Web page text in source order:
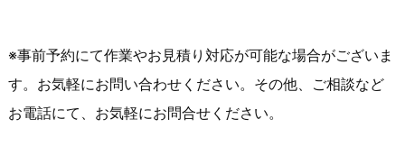
※事前予約にて作業やお見積り対応が可能な場合がございま
す。お気軽にお問い合わせください。その他、ご相談など
お電話にて、お気軽にお問合せください。